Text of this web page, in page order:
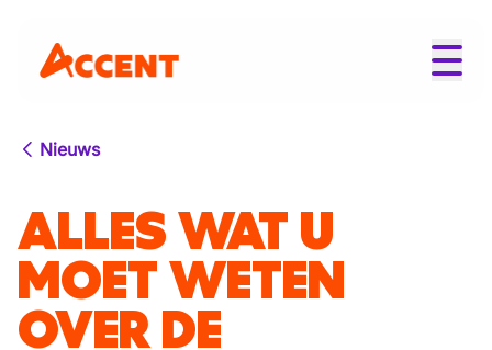
Nieuws
ALLES WAT U
MOET WETEN
OVER DE